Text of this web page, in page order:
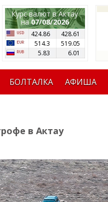
Курс валют в Актау
на07/08/2026
424.86
428.61
514.3
519.05
5.83
6.01
БОЛТАЛКА АФИША
в Актау